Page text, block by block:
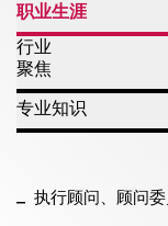
职业生涯
行业
聚焦
专业知识
执行顾问、顾问